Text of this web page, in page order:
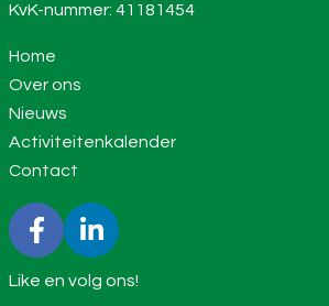
KvK-nummer: 41181454
Home
Over ons
Nieuws
Activiteitenkalender
Contact
Like en volg ons!